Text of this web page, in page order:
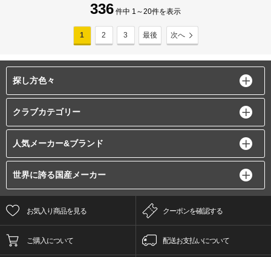
336 件中 1～20件を表示
1 2 3 最後 次へ
探し方色々
クラブカテゴリー
人気メーカー&ブランド
世界に誇る国産メーカー
お気入り商品を見る クーポンを確認する
ご購入について 配送お支払いについて